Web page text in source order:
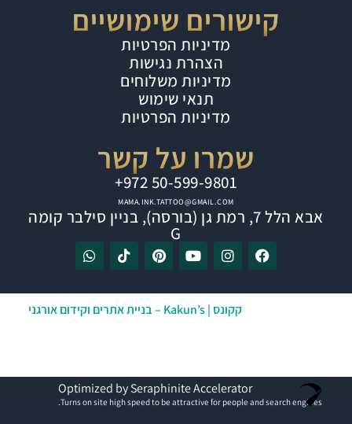
קישורים שימושיים
מדיניות הפרטיות
הצהרת נגישות
מדיניות משלוחים
תנאי שימוש
מדיניות הפרטיות
שמרו על קשר
MAMA.INK.TATTOO@GMAIL.COM
אבא הלל 7, רמת גן (בורסה), בניין סילבר קומה
G
קקונס | Kakun’s – בניית אתרים וקידום אורגני